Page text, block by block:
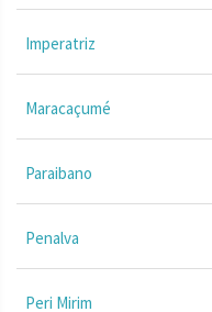
Imperatriz
Maracaçumé
Paraibano
Penalva
Peri Mirim